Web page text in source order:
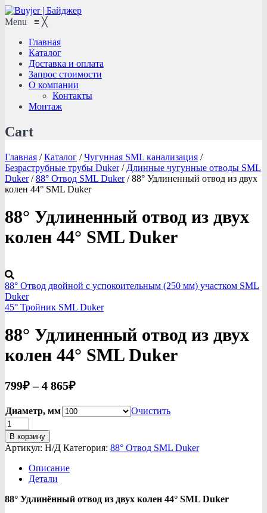
Menu ≡ ╳
Главная
Каталог
Доставка и оплата
Запрос стоимости
О компании
Контакты
Монтаж
Cart
Главная / Каталог / Чугунная SML канализация /
Безраструбные трубы Duker / Длинные чугунные отводы SML
Duker / 88° Отвод SML Duker /88° Удлиненный отвод из двух
колен 44° SML Duker
88° Удлиненный отвод из двух
колен 44° SML Duker
88° Отвод двойной с успокоительным (250 мм) участком SML
Duker
45° Тройник SML Duker
88° Удлиненный отвод из двух
колен 44° SML Duker
799₽ – 4 865₽Диапазон
799₽
865₽
Диаметр, мм
Очистить
Количество
товара
88°
Удлиненный
отвод
колен
В корзину
Артикул: Н/Д Категория: 88° Отвод SML Duker
Описание
Детали
88° Удлинённый отвод из двух колен 44° SML Duker